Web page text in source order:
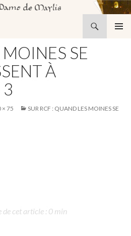
SE
À
3
× 75
SUR RCF : QUAND LES MOINES SE
de cet article : 0 min